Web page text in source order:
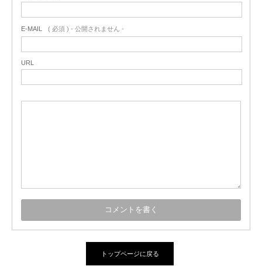
E-MAIL ( 必須 ) - 公開されません -
URL
トップページに戻る